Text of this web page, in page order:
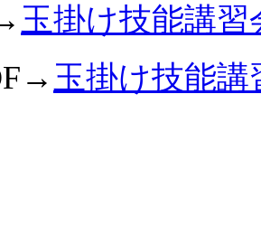
玉掛け技能講習
玉掛け技能講